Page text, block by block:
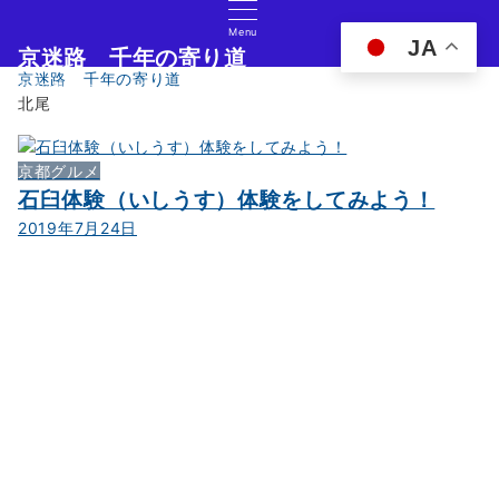
Menu
京迷路 千年の寄り道
京都の観光イベント・グルメ・ショッピングの情報サイト
京迷路 千年の寄り道
北尾
京都グルメ
石臼体験（いしうす）体験をしてみよう！
2019年7月24日
JA